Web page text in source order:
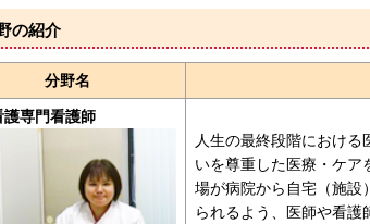
の紹介
分野名
護専門看護師
人生の最終段階におけ
いを尊重した医療・ケア
場が病院から自宅（施設
られるよう、医師や看